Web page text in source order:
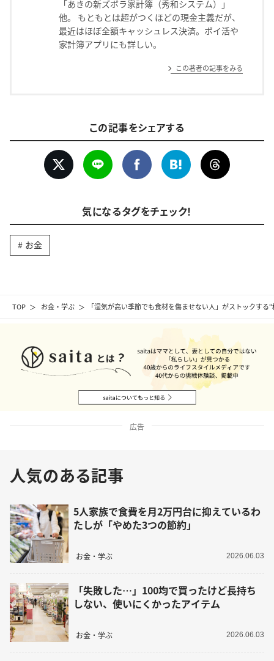
TOP お金・学ぶ 「湿気が高い季節でも食材を傷ませない人」がストックする
「あきの新ズボラ家計簿（秀和システム）」
他。 もともとは超がつくほどの現金主義だが、
最近はほぼ全額キャッシュレス決済。ポイ活や
家計簿アプリにも詳しい。
この著者の記事をみる
この記事をシェアする
気になるタグをチェック！
お金
広告
人気のある記事
5人家族で食費を月2万円台に抑えているわ
たしが「やめた3つの節約」
お金・学ぶ 2026.06.03
「失敗した…」100均で買ったけど長持ち
しない、使いにくかったアイテム
お金・学ぶ 2026.06.03